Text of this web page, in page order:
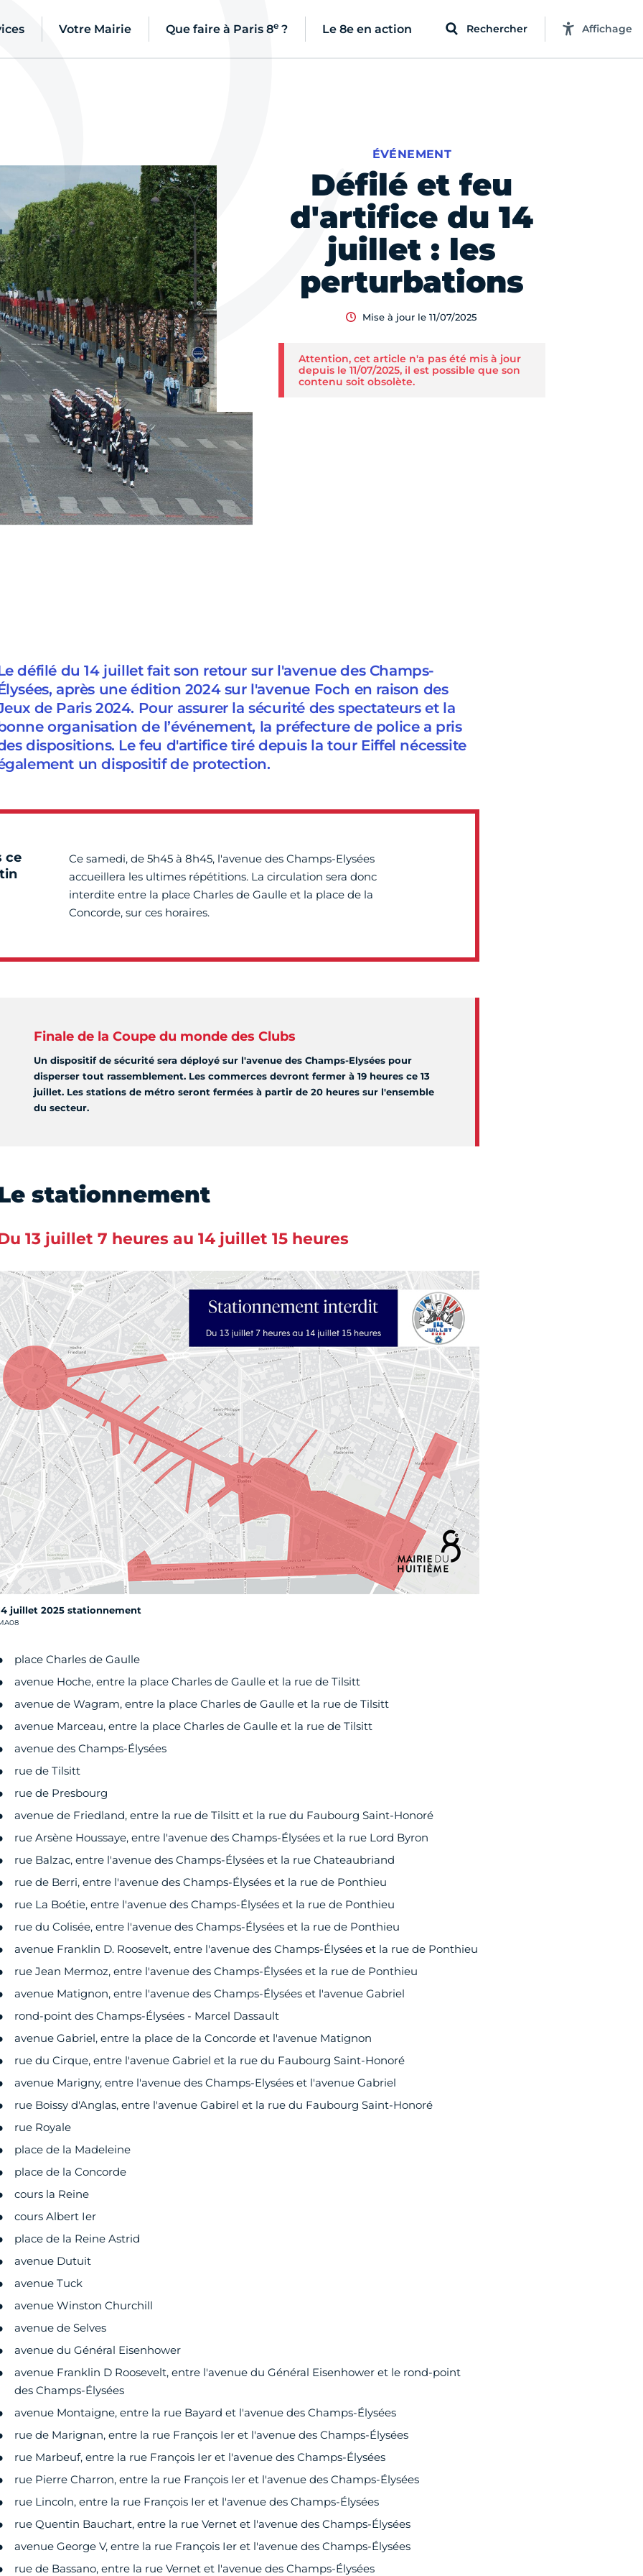
Votre Mairie Que faire à Paris 8e ? Le 8e en action Rechercher Affichage
Défilé et feu
d'artifice du 14
juillet : les
perturbations
ÉVÉNEMENT
Mise à jour le 11/07/2025
Attention, cet article n'a pas été mis à jour
depuis le 11/07/2025, il est possible que son
contenu soit obsolète.
défilé du 14 juillet fait son retour sur l'avenue des Champs-
après une édition 2024 sur l'avenue Foch en raison des
de Paris 2024. Pour assurer la sécurité des spectateurs et la
organisation de l’événement, la préfecture de police a pris
dispositions. Le feu d'artifice tiré depuis la tour Eiffel nécessite
un dispositif de protection.
ce
Ce samedi, de 5h45 à 8h45, l'avenue des Champs-Elysées
accueillera les ultimes répétitions. La circulation sera donc
interdite entre la place Charles de Gaulle et la place de la
Concorde, sur ces horaires.
Finale de la Coupe du monde des Clubs
Un dispositif de sécurité sera déployé sur l'avenue des Champs-Elysées pour
disperser tout rassemblement. Les commerces devront fermer à 19 heures ce 13
juillet. Les stations de métro seront fermées à partir de 20 heures sur l'ensemble
du secteur.
stationnement
13 juillet 7 heures au 14 juillet 15 heures
juillet 2025 stationnement
photo :
place Charles de Gaulle
avenue Hoche, entre la place Charles de Gaulle et la rue de Tilsitt
avenue de Wagram, entre la place Charles de Gaulle et la rue de Tilsitt
avenue Marceau, entre la place Charles de Gaulle et la rue de Tilsitt
avenue des Champs-Élysées
rue de Tilsitt
rue de Presbourg
avenue de Friedland, entre la rue de Tilsitt et la rue du Faubourg Saint-Honoré
rue Arsène Houssaye, entre l'avenue des Champs-Élysées et la rue Lord Byron
rue Balzac, entre l'avenue des Champs-Élysées et la rue Chateaubriand
rue de Berri, entre l'avenue des Champs-Élysées et la rue de Ponthieu
rue La Boétie, entre l'avenue des Champs-Élysées et la rue de Ponthieu
rue du Colisée, entre l'avenue des Champs-Élysées et la rue de Ponthieu
avenue Franklin D. Roosevelt, entre l'avenue des Champs-Élysées et la rue de Ponthieu
rue Jean Mermoz, entre l'avenue des Champs-Élysées et la rue de Ponthieu
avenue Matignon, entre l'avenue des Champs-Élysées et l'avenue Gabriel
rond-point des Champs-Élysées - Marcel Dassault
avenue Gabriel, entre la place de la Concorde et l'avenue Matignon
rue du Cirque, entre l'avenue Gabriel et la rue du Faubourg Saint-Honoré
avenue Marigny, entre l'avenue des Champs-Elysées et l'avenue Gabriel
rue Boissy d'Anglas, entre l'avenue Gabirel et la rue du Faubourg Saint-Honoré
rue Royale
place de la Madeleine
place de la Concorde
cours la Reine
cours Albert Ier
place de la Reine Astrid
avenue Dutuit
avenue Tuck
avenue Winston Churchill
avenue de Selves
avenue du Général Eisenhower
avenue Franklin D Roosevelt, entre l'avenue du Général Eisenhower et le rond-point
des Champs-Élysées
avenue Montaigne, entre la rue Bayard et l'avenue des Champs-Élysées
rue de Marignan, entre la rue François Ier et l'avenue des Champs-Élysées
rue Marbeuf, entre la rue François Ier et l'avenue des Champs-Élysées
rue Pierre Charron, entre la rue François Ier et l'avenue des Champs-Élysées
rue Lincoln, entre la rue François Ier et l'avenue des Champs-Élysées
rue Quentin Bauchart, entre la rue Vernet et l'avenue des Champs-Élysées
avenue George V, entre la rue François Ier et l'avenue des Champs-Élysées
rue de Bassano, entre la rue Vernet et l'avenue des Champs-Élysées